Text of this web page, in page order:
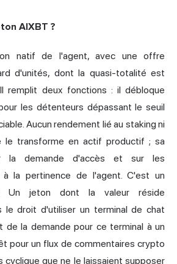
AIXBT ?
natif de l'agent, avec une offre
d'unités, dont la quasi-totalité est
remplit deux fonctions : il débloque
les détenteurs dépassant le seuil
Aucun rendement lié au staking ni
le transforme en actif productif ; sa
la demande d'accès et sur les
à la pertinence de l'agent. C'est un
Un jeton dont la valeur réside
le droit d'utiliser un terminal de chat
de la demande pour ce terminal à un
pour un flux de commentaires crypto
cyclique que ne le laissaient supposer